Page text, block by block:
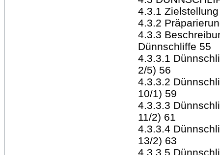
4.3.1
4.3.2
4.3.3
Dünnschliffe 55
4.3.3.1
2/5) 56
4.3.3.2
10/1) 59
4.3.3.3
11/2) 61
4.3.3.4
13/2) 63
4.3.3.5